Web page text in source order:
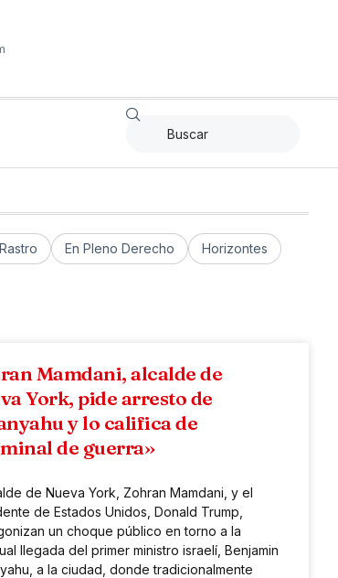
En Pleno Derecho
Horizontes
Mamdani, alcalde de
York, pide arresto de
y lo califica de
de guerra»
de Nueva York, Zohran Mamdani, y el
de Estados Unidos, Donald Trump,
un choque público en torno a la
llegada del primer ministro israelí, Benjamin
a la ciudad, donde tradicionalmente